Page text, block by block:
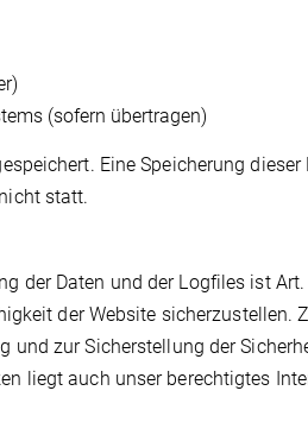
(sofern übertragen)
Eine Speicherung
statt.
der Daten und der Logfiles ist Art.
der Website sicherzustellen.
und zur Sicherstellung der
liegt auch unser berechtigtes